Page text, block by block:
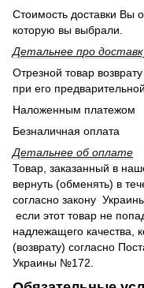
Стоимость доставки Вы
которую вы выбрали.
Детальнее про
Отрезной товар
при его
Наложенным платежом
Безналичная оплата
Детальнее об оплате
Товар, заказанный в
вернуть (обменять) в
согласно закону
если этот товар не
надлежащего качества,
(возврату) согласно
Украины №172.